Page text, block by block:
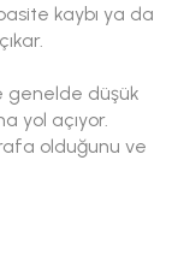
kaybı ya da
genelde düşük
yol açıyor.
olduğunu ve